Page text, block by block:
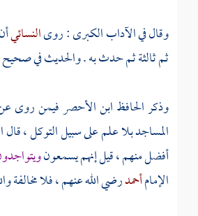
وقال في الآداب الكبرى : روىالنسائيأن
ثم ثالثة ثم حدث به . والحديث في صحيح
وذكر الحافظابن الأحصرفيمن روى
المساجد بلا علم على سبيل التوكل ،
أفضل منهم ، قيل إنهم يسمعون
الإمامأحمدرضي الله عنهم ، فلا مخالفة